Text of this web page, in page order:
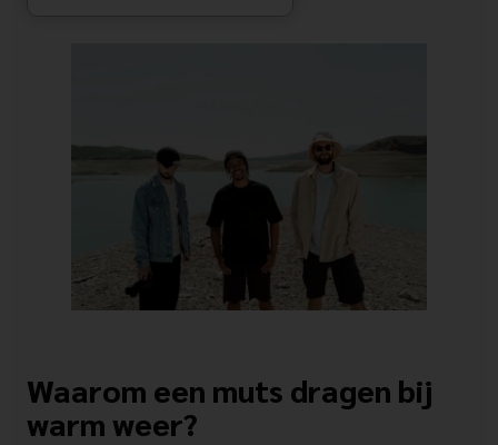
Waarom een muts dragen bij
warm weer?